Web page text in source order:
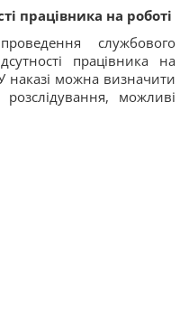
працівника на роботі
службового
працівника на
наказі можна визначити
розслідування, можливі